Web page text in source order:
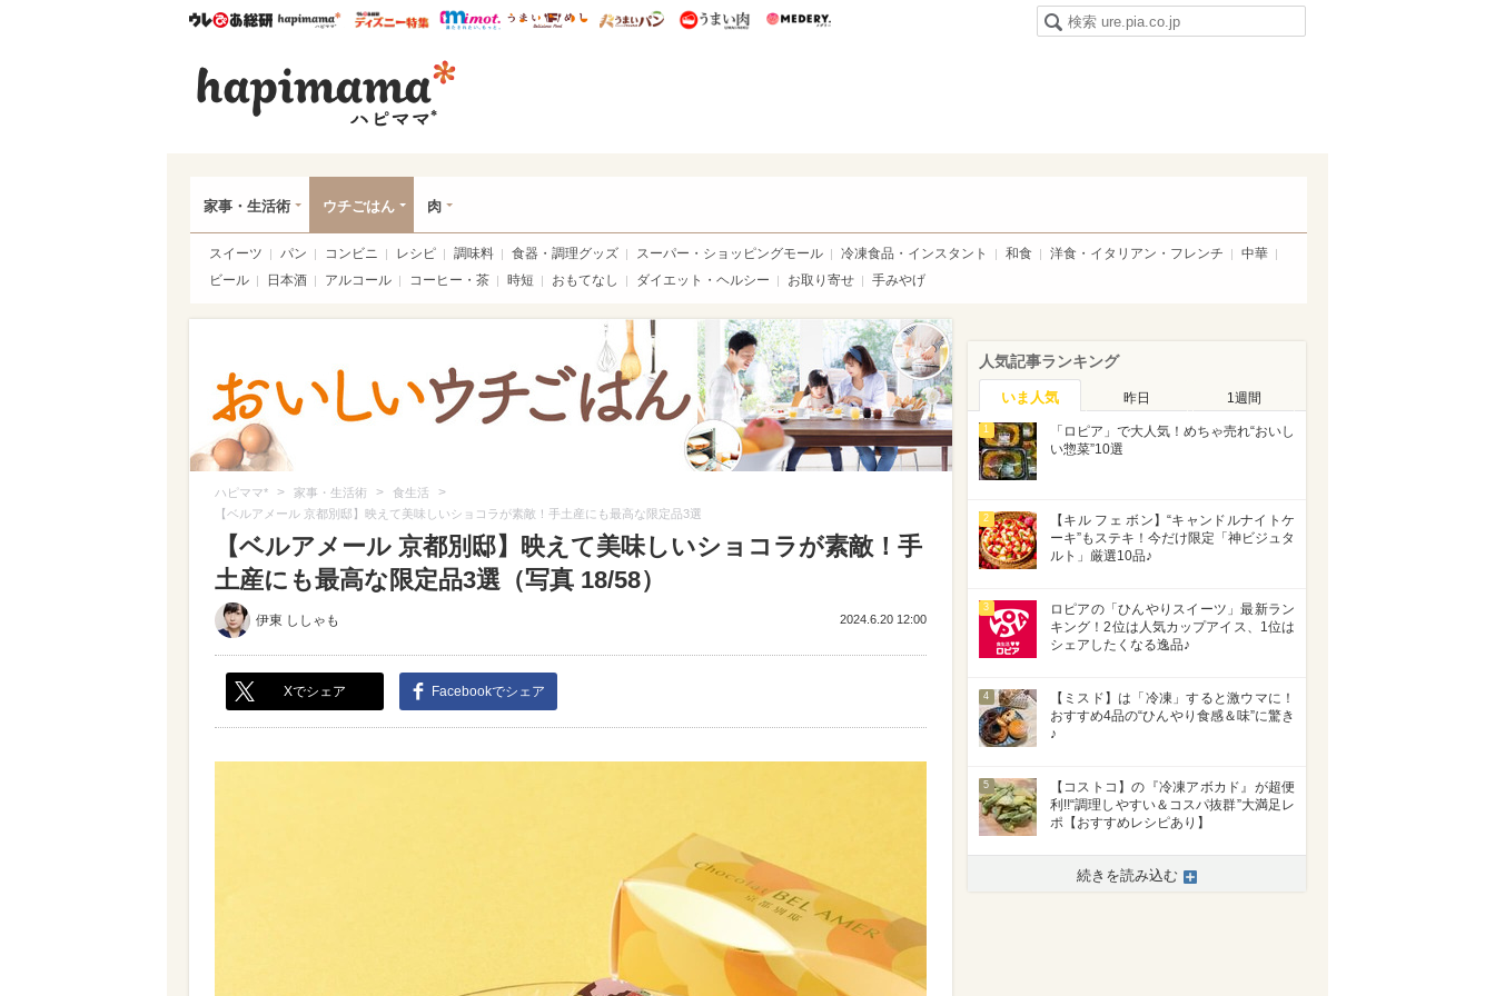
ウレぴあ総研ハピママ* ウレぴあ総研 ディズニー特集
mimot. うまいめし うまいパン うまい肉
家事・生活術 ウチごはん 肉
スイーツ パン コンビニ レシピ 調味料 食器・調理グッズ スーパー・ショッピングモール 冷凍食品・インスタント 和食 洋食・イタリアン・フレンチ
中華
ビール
日本酒 アルコール コーヒー・茶 時短 おもてなし ダイエット・ヘルシー お取り寄せ 手みやげ
ハピママ* > 家事・生活術 > 食生活 >
【ベルアメール 京都別邸】映えて美味しいショコラが素敵！手土産にも最高な限定品3選
【ベルアメール 京都別邸】映えて美味しいショコラが素敵！手
土産にも最高な限定品3選（写真 18/58）
伊東 ししゃも 2024.6.20 12:00
Xでシェア Facebookでシェア
人気記事ランキング
いま人気 昨日 1週間
1
「ロピア」で大人気！めちゃ売れ“おいし
い惣菜”10選
2
【キル フェ ボン】“キャンドルナイトケ
ーキ”もステキ！今だけ限定「神ビジュタ
ルト」厳選10品♪
3
ロピアの「ひんやりスイーツ」最新ラン
キング！2位は人気カップアイス、1位は
シェアしたくなる逸品♪
4
【ミスド】は「冷凍」すると激ウマに！
おすすめ4品の“ひんやり食感＆味”に驚き
♪
5
【コストコ】の『冷凍アボカド』が超便
利!!“調理しやすい＆コスパ抜群”大満足レ
ポ【おすすめレシピあり】
続きを読み込む